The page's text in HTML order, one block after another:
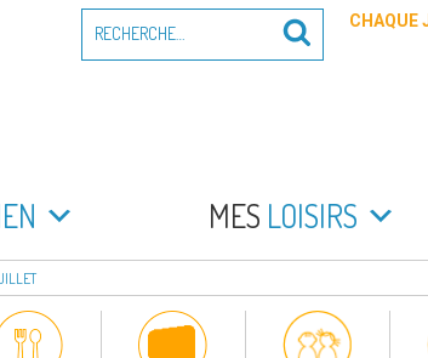
pour
Recherche
CHAQUE
MES LOISIRS